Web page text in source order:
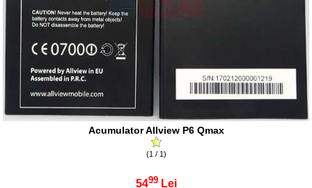
Acumulator Allview P6 Qmax
(1 / 1)
5499 Lei